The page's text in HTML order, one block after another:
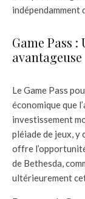
indépendamment
Game Pass
avantageuse
Le Game Pass
économique que
investissement
pléiade de jeux, y
offre
de Bethesda,
ultérieurement